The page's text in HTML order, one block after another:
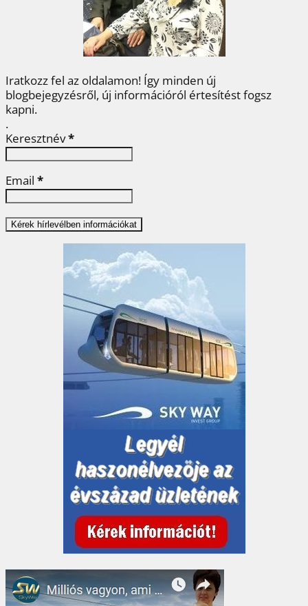
k
s
t
n
g
Iratkozz fel az oldalamon! Így minden új
blogbejegyzésről, új információról értesítést fogsz
kapni.
.
Keresztnév*
Email *